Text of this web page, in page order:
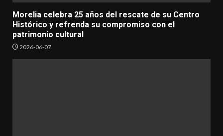
Morelia celebra 25 años del rescate de su Centro
Histórico y refrenda su compromiso con el
patrimonio cultural
2026-06-07